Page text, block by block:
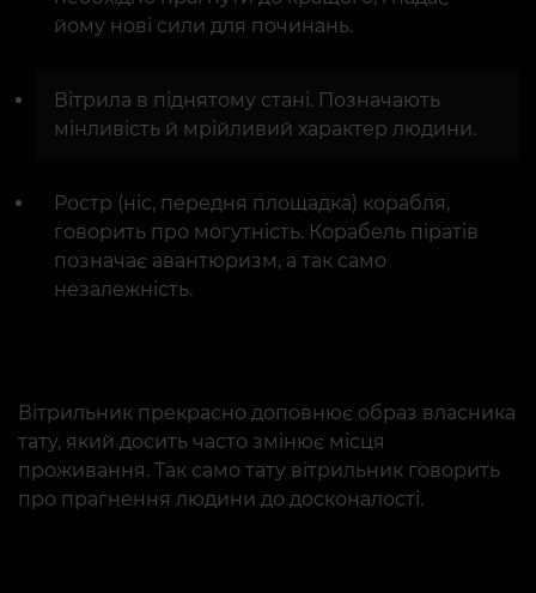
йому нові сили для починань.
Вітрила в піднятому стані. Позначають
мінливість й мрійливий характер людини.
Ростр (ніс, передня площадка) корабля,
говорить про могутність. Корабель піратів
позначає авантюризм, а так само
незалежність.
Вітрильник прекрасно доповнює образ власника
тату, який досить часто змінює місця
проживання. Так само тату вітрильник говорить
про прагнення людини до досконалості.